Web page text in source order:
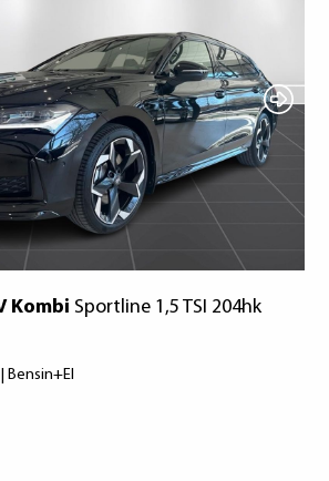
Kombi Sportline 1,5 TSI 204hk
Bensin+El